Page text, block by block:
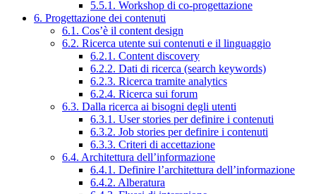
5.5.1. Workshop di co-progettazione
6. Progettazione dei contenuti
6.1. Cos’è il content design
6.2. Ricerca utente sui contenuti e il linguaggio
6.2.1. Content discovery
6.2.2. Dati di ricerca (search keywords)
6.2.3. Ricerca tramite analytics
6.2.4. Ricerca sui forum
6.3. Dalla ricerca ai bisogni degli utenti
6.3.1. User stories per definire i contenuti
6.3.2. Job stories per definire i contenuti
6.3.3. Criteri di accettazione
6.4. Architettura dell’informazione
6.4.1. Definire l’architettura dell’informazione
6.4.2. Alberatura